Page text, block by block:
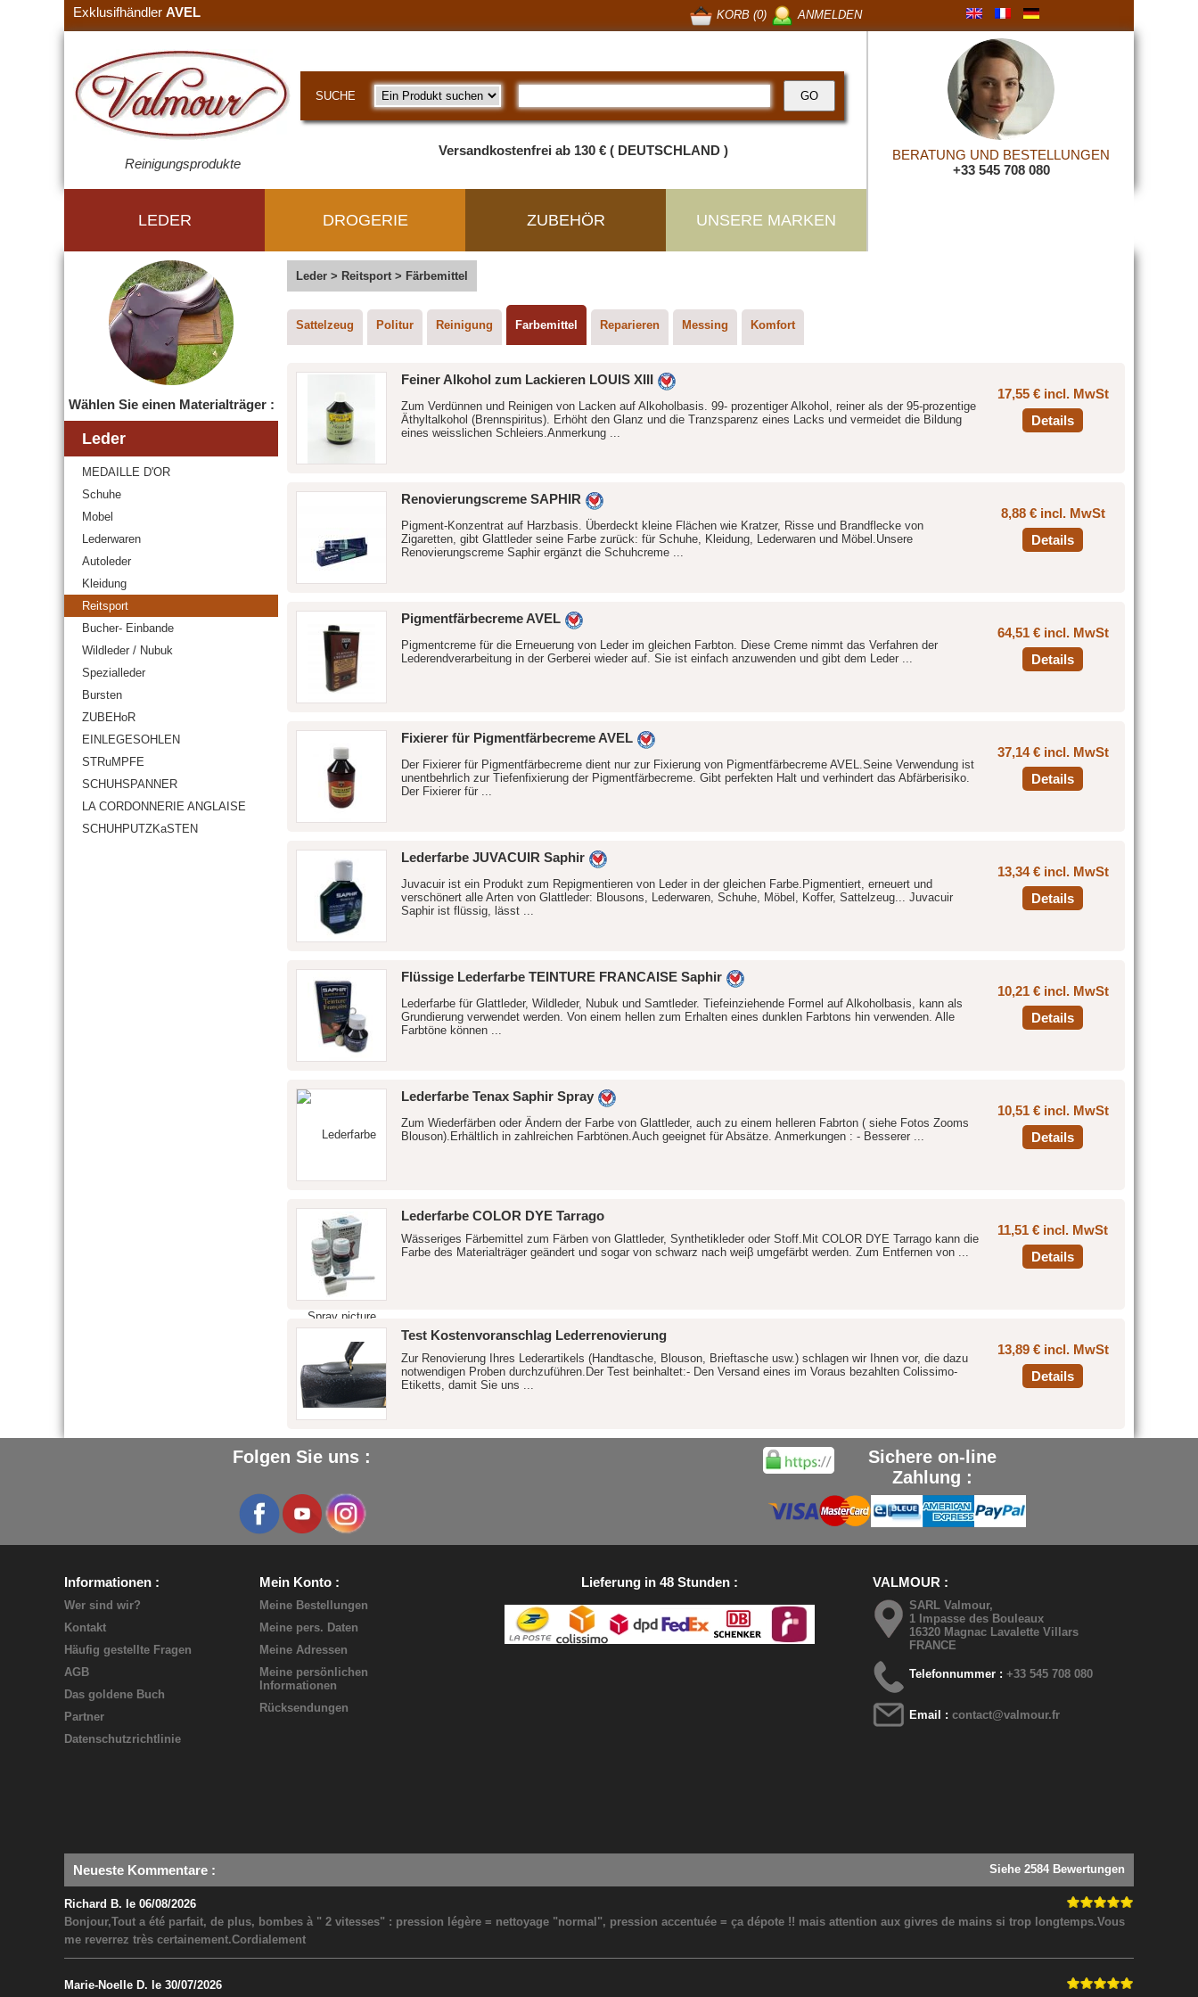
Exklusifhändler AVEL ANMELDEN
KORB (0)
Reinigungsprodukte
SUCHE
Versandkostenfrei ab 130 € ( DEUTSCHLAND )
BERATUNG UND BESTELLUNGEN
+33 545 708 080
LEDER DROGERIE ZUBEHÖR UNSERE MARKEN
Wählen Sie einen Materialträger :
Leder
MEDAILLE D'OR
Schuhe
Mobel
Lederwaren
Autoleder
Kleidung
Reitsport
Bucher- Einbande
Wildleder / Nubuk
Spezialleder
Bursten
ZUBEHoR
EINLEGESOHLEN
STRuMPFE
SCHUHSPANNER
LA CORDONNERIE ANGLAISE
SCHUHPUTZKaSTEN
Leder > Reitsport > Färbemittel
Sattelzeug Politur Reinigung Farbemittel Reparieren Messing Komfort
Feiner Alkohol zum Lackieren LOUIS XIII
Zum Verdünnen und Reinigen von Lacken auf Alkoholbasis. 99- prozentiger Alkohol, reiner als der 95-prozentige
Äthyltalkohol (Brennspiritus). Erhöht den Glanz und die Tranzsparenz eines Lacks und vermeidet die Bildung
eines weisslichen Schleiers.Anmerkung ...
17,55 € incl. MwSt
Details
Renovierungscreme SAPHIR
Pigment-Konzentrat auf Harzbasis. Überdeckt kleine Flächen wie Kratzer, Risse und Brandflecke von
Zigaretten, gibt Glattleder seine Farbe zurück: für Schuhe, Kleidung, Lederwaren und Möbel.Unsere
Renovierungscreme Saphir ergänzt die Schuhcreme ...
8,88 € incl. MwSt
Details
Pigmentfärbecreme AVEL
Pigmentcreme für die Erneuerung von Leder im gleichen Farbton. Diese Creme nimmt das Verfahren der
Lederendverarbeitung in der Gerberei wieder auf. Sie ist einfach anzuwenden und gibt dem Leder ...
64,51 € incl. MwSt
Details
Fixierer für Pigmentfärbecreme AVEL
Der Fixierer für Pigmentfärbecreme dient nur zur Fixierung von Pigmentfärbecreme AVEL.Seine Verwendung ist
unentbehrlich zur Tiefenfixierung der Pigmentfärbecreme. Gibt perfekten Halt und verhindert das Abfärberisiko.
Der Fixierer für ...
37,14 € incl. MwSt
Details
Lederfarbe JUVACUIR Saphir
Juvacuir ist ein Produkt zum Repigmentieren von Leder in der gleichen Farbe.Pigmentiert, erneuert und
verschönert alle Arten von Glattleder: Blousons, Lederwaren, Schuhe, Möbel, Koffer, Sattelzeug... Juvacuir
Saphir ist flüssig, lässt ...
13,34 € incl. MwSt
Details
Flüssige Lederfarbe TEINTURE FRANCAISE Saphir
Lederfarbe für Glattleder, Wildleder, Nubuk und Samtleder. Tiefeinziehende Formel auf Alkoholbasis, kann als
Grundierung verwendet werden. Von einem hellen zum Erhalten eines dunklen Farbtons hin verwenden. Alle
Farbtöne können ...
10,21 € incl. MwSt
Details
Lederfarbe Tenax Saphir Spray
Zum Wiederfärben oder Ändern der Farbe von Glattleder, auch zu einem helleren Fabrton ( siehe Fotos Zooms
Blouson).Erhältlich in zahlreichen Farbtönen.Auch geeignet für Absätze. Anmerkungen : - Besserer ...
10,51 € incl. MwSt
Details
Lederfarbe COLOR DYE Tarrago
Wässeriges Färbemittel zum Färben von Glattleder, Synthetikleder oder Stoff.Mit COLOR DYE Tarrago kann die
Farbe des Materialträger geändert und sogar von schwarz nach weiβ umgefärbt werden. Zum Entfernen von ...
11,51 € incl. MwSt
Details
Test Kostenvoranschlag Lederrenovierung
Zur Renovierung Ihres Lederartikels (Handtasche, Blouson, Brieftasche usw.) schlagen wir Ihnen vor, die dazu
notwendigen Proben durchzuführen.Der Test beinhaltet:- Den Versand eines im Voraus bezahlten Colissimo-
Etiketts, damit Sie uns ...
13,89 € incl. MwSt
Details
Folgen Sie uns :
Sichere on-line
Zahlung :
Informationen
Wer sind wir?
Kontakt
Häufig gestellte Fragen
AGB
Das goldene Buch
Partner
Datenschutzrichtlinie
Mein Konto
Meine Bestellungen
Meine pers. Daten
Meine Adressen
Meine persönlichen
Informationen
Rücksendungen
Lieferung in 48 Stunden VALMOUR
SARL Valmour,
1 Impasse des Bouleaux
16320 Magnac Lavalette Villars
FRANCE
Telefonnummer :+33 545 708 080
Email :contact@valmour.fr
Neueste Kommentare : Siehe 2584 Bewertungen
Richard B. le 06/08/2026
Bonjour,Tout a été parfait, de plus, bombes à " 2 vitesses" : pression légère = nettoyage "normal", pression accentuée = ça dépote !! mais attention aux givres de mains si trop longtemps.Vous
me reverrez très certainement.Cordialement
Marie-Noelle D. le 30/07/2026